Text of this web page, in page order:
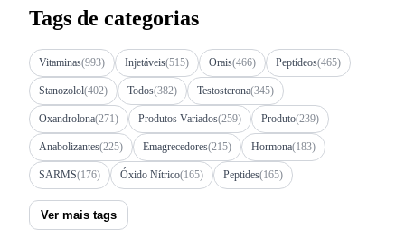
Tags de categorias
Vitaminas(993) Injetáveis(515) Orais(466) Peptídeos(465)
Stanozolol(402) Todos(382) Testosterona(345)
Oxandrolona(271) Produtos Variados(259) Produto(239)
Anabolizantes(225) Emagrecedores(215) Hormona(183)
SARMS(176) Óxido Nítrico(165) Peptides(165)
Ver mais tags